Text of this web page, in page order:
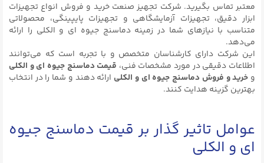
معتبر تماس بگیرید. شرکت تجهیز صنعت خرید و فروش انواع تجهیزات
ابزار دقیق، تجهیزات آزمایشگاهی و تجهیزات پایپینگی، محصولاتی
متناسب با نیازهای شما در زمینه دماسنج جیوه ای و الکلی را ارائه
می‌دهد.
این شرکت دارای کارشناسان متخصص و با تجربه است که می‌توانند
اطلاعات دقیقی در مورد مشخصات فنی، قیمت دماسنج جیوه ای و الکلی
و خرید و فروش دماسنج جیوه ای و الکلی ارائه دهند و شما را در انتخاب
بهترین گزینه هدایت کنند.
عوامل تاثیر گذار بر قیمت دماسنج جیوه
ای و الکلی